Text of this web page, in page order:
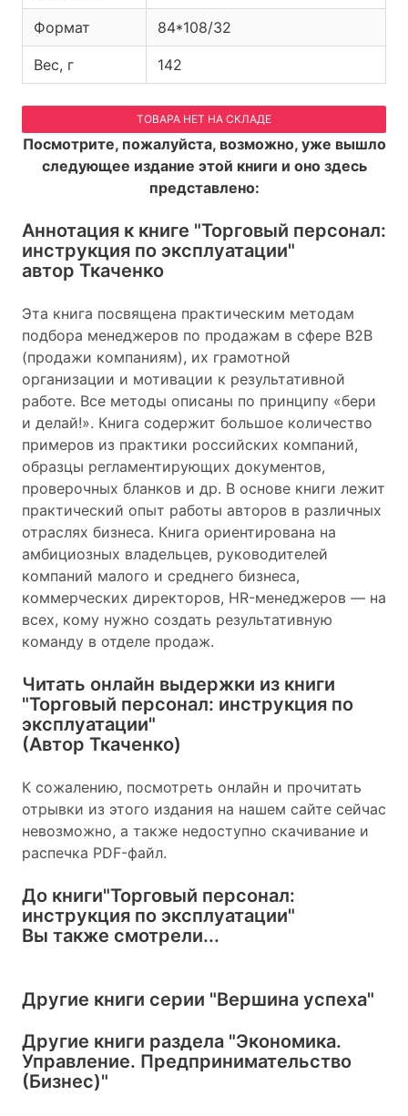
Формат 84*108/32
Вес, г 142
ТОВАРА НЕТ НА СКЛАДЕ
Посмотрите, пожалуйста, возможно, уже вышло
следующее издание этой книги и оно здесь
представлено:
Аннотация к книге "Торговый персонал:
инструкция по эксплуатации"
автор Ткаченко
Эта книга посвящена практическим методам
подбора менеджеров по продажам в сфере В2В
(продажи компаниям), их грамотной
организации и мотивации к результативной
работе. Все методы описаны по принципу «бери
и делай!». Книга содержит большое количество
примеров из практики российских компаний,
образцы регламентирующих документов,
проверочных бланков и др. В основе книги лежит
практический опыт работы авторов в различных
отраслях бизнеса. Книга ориентирована на
амбициозных владельцев, руководителей
компаний малого и среднего бизнеса,
коммерческих директоров, HR-менеджеров — на
всех, кому нужно создать результативную
команду в отделе продаж.
Читать онлайн выдержки из книги
"Торговый персонал: инструкция по
эксплуатации"
(Автор Ткаченко)
К сожалению, посмотреть онлайн и прочитать
отрывки из этого издания на нашем сайте сейчас
невозможно, а также недоступно скачивание и
распечка PDF-файл.
До книги"Торговый персонал:
инструкция по эксплуатации"
Вы также смотрели...
Другие книги серии "Вершина успеха"
Другие книги раздела "Экономика.
Управление. Предпринимательство
(Бизнес)"